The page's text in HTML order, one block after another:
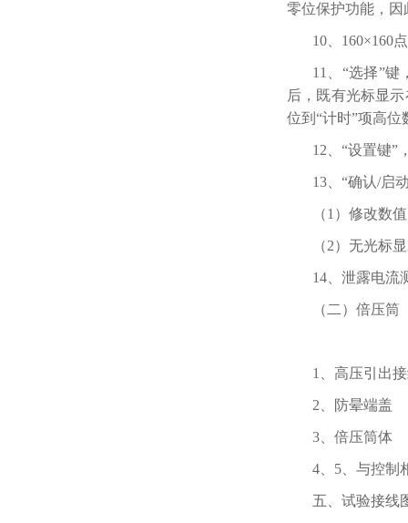
零位保护功能，
10、160×160
11、“选择”
后，既有光标显
位到“计时”项高位
12、“设置键”
13、“确认/启
（1）修改数
（2）无光标
14、泄露电流
（二）倍压筒
1、高压引
2、防晕
3、倍
4、5、与控制
五、试验接线